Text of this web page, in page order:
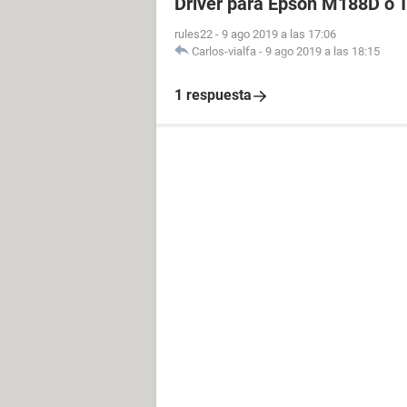
rules22 - 9 ago 2019 a las 17:06
Carlos-vialfa - 9 ago 2019 a las 18:15
1 respuesta